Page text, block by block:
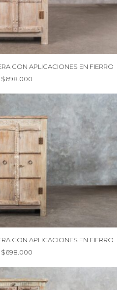
CON APLICACIONES EN FIERRO
$698.000
CON APLICACIONES EN FIERRO
$698.000